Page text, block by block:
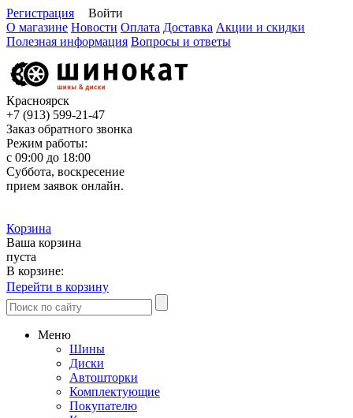
Регистрация
Войти
О магазине Новости Оплата Доставка Акции и скидки
Полезная информация Вопросы и ответы
Красноярск
+7 (913) 599-21-47
Заказ обратного звонка
Режим работы:
с 09:00 до 18:00
Суббота, воскресение
прием заявок онлайн.
Корзина
Ваша корзина
пуста
В корзине:
Перейти в корзину
Меню
Шины
Диски
Автошторки
Комплектующие
Покупателю